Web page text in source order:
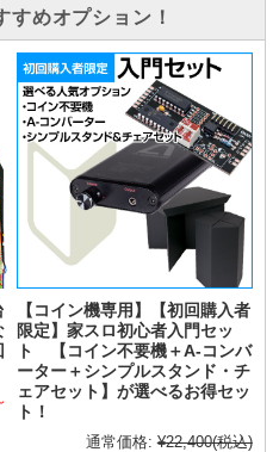
すめオプション！
【コイン機専用】【初回購入者
限定】家スロ初心者入門セッ
ト 【コイン不要機＋A-コンバ
ーター＋シンプルスタンド・チ
ェアセット】が選べるお得セッ
ト！
通常価格: ¥22,400(税込)